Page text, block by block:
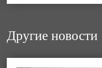
Другие новости